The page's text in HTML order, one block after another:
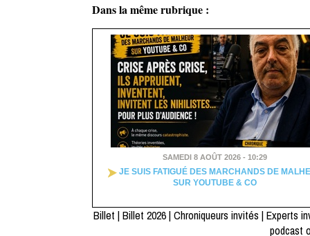
Dans la même rubrique :
SAMEDI 8 AOÛT 2026 - 10:29
JE SUIS FATIGUÉ DES MARCHANDS DE
SUR YOUTUBE & CO
Billet |Billet 2026|Chroniqueurs invités |Experts
podcast